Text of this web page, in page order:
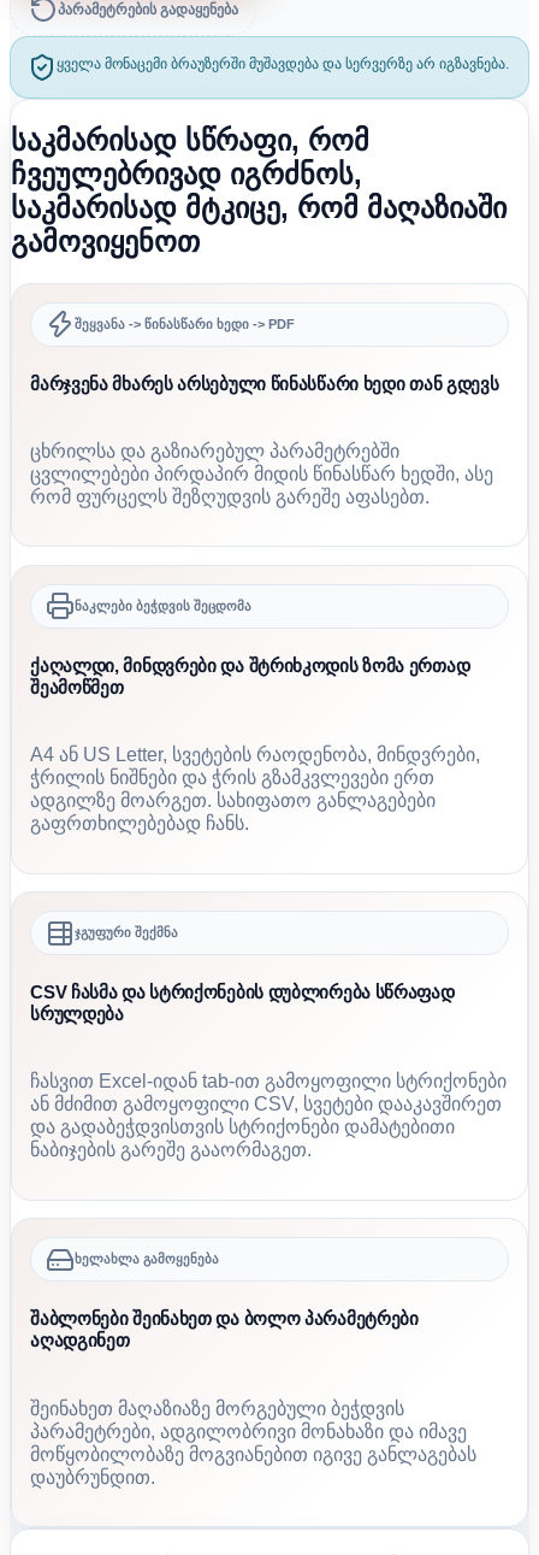
პარამეტრების გადაყენება
ყველა მონაცემი ბრაუზერში მუშავდება და სერვერზე არ იგზავნება.
საკმარისად სწრაფი, რომ
ჩვეულებრივად იგრძნოს,
საკმარისად მტკიცე, რომ მაღაზიაში
გამოვიყენოთ
შეყვანა -> წინასწარი ხედი -> PDF
მარჯვენა მხარეს არსებული წინასწარი ხედი თან გდევს
ცხრილსა და გაზიარებულ პარამეტრებში
ცვლილებები პირდაპირ მიდის წინასწარ ხედში, ასე
რომ ფურცელს შეზღუდვის გარეშე აფასებთ.
ნაკლები ბეჭდვის შეცდომა
ქაღალდი, მინდვრები და შტრიხკოდის ზომა ერთად
შეამოწმეთ
A4 ან US Letter, სვეტების რაოდენობა, მინდვრები,
ჭრილის ნიშნები და ჭრის გზამკვლევები ერთ
ადგილზე მოარგეთ. სახიფათო განლაგებები
გაფრთხილებებად ჩანს.
ჯგუფური შექმნა
CSV ჩასმა და სტრიქონების დუბლირება სწრაფად
სრულდება
ჩასვით Excel-იდან tab-ით გამოყოფილი სტრიქონები
ან მძიმით გამოყოფილი CSV, სვეტები დააკავშირეთ
და გადაბეჭდვისთვის სტრიქონები დამატებითი
ნაბიჯების გარეშე გააორმაგეთ.
ხელახლა გამოყენება
შაბლონები შეინახეთ და ბოლო პარამეტრები
აღადგინეთ
შეინახეთ მაღაზიაზე მორგებული ბეჭდვის
პარამეტრები, ადგილობრივი მონახაზი და იმავე
მოწყობილობაზე მოგვიანებით იგივე განლაგებას
დაუბრუნდით.